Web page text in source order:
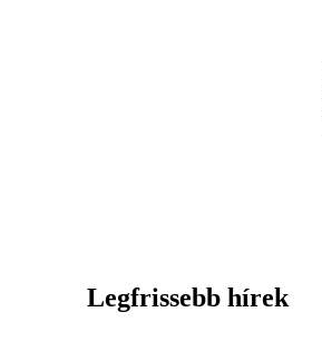
Legfrissebb hírek